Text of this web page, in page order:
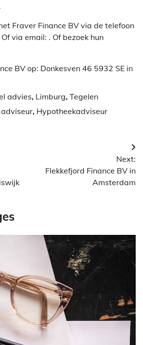
Fraver Finance BV via de telefoon
via email: . Of bezoek hun
BV op: Donkesven 46 5932 SE in
advies, Limburg, Tegelen
, Hypotheekadviseur
Next:
Flekkefjord Finance BV in
Amsterdam